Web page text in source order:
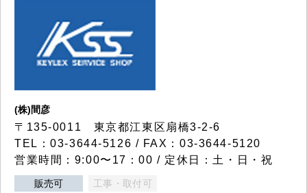
(株)間彦
〒135-0011 東京都江東区扇橋3-2-6
TEL：03-3644-5126 / FAX：03-3644-5120
営業時間：9:00〜17：00 / 定休日：土・日・祝
販売可 工事・取付可